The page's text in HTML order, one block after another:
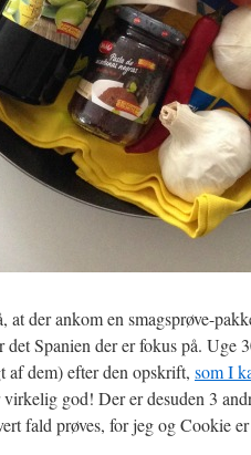
der ankom en smagsprøve-
Spanien der er fokus på. Uge
dem) efter den opskrift, som I
virkelig god! Der er desuden 3
fald prøves, for jeg og Cookie